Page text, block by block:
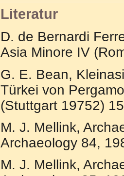
Literatur
D. de Bernardi
Asia Minore IV
G. E. Bean,
Türkei von
(Stuttgart 19752)
M. J. Mellink,
Archaeology 84,
M. J. Mellink,